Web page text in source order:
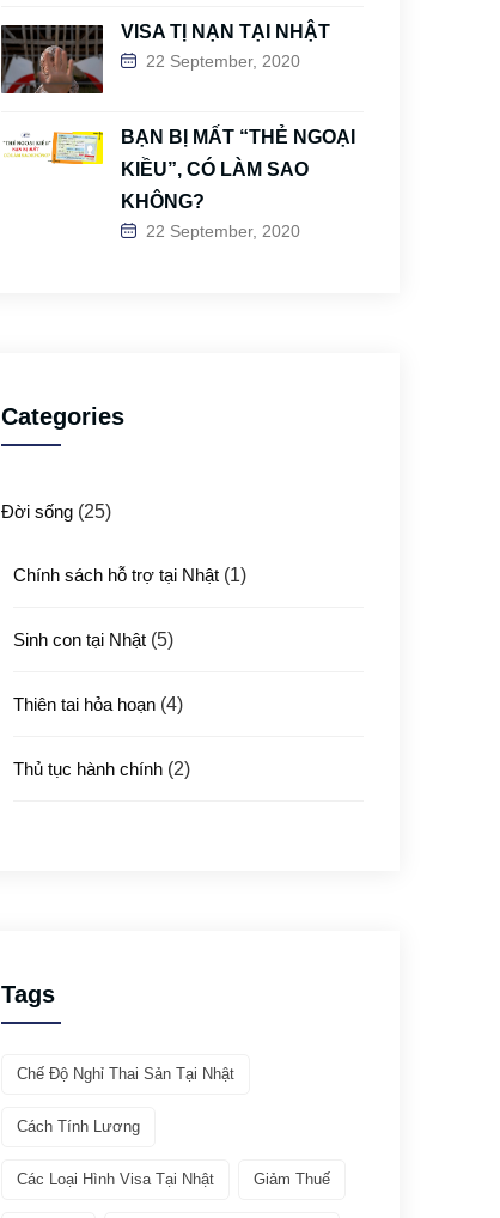
VISA TỊ NẠN TẠI NHẬT
22 September, 2020
BẠN BỊ MẤT “THẺ NGOẠI
KIỀU”, CÓ LÀM SAO
KHÔNG?
22 September, 2020
Categories
Đời sống (25)
Chính sách hỗ trợ tại Nhật (1)
Sinh con tại Nhật (5)
Thiên tai hỏa hoạn (4)
Thủ tục hành chính (2)
Văn hóa & Du lịch
Tags
Chế Độ Nghỉ Thai Sản Tại Nhật
Cách Tính Lương
Các Loại Hình Visa Tại Nhật Giảm Thuế